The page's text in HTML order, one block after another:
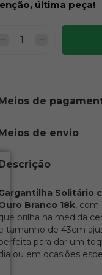
última peça!
de
de envio
Solitário
Branco 18k, com
brilha na medida
tamanho de 43cm
para dar um
ou em ocasiões